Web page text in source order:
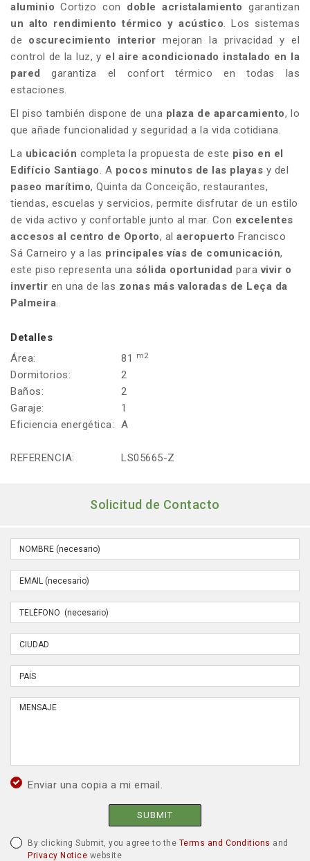
aluminio Cortizo con doble acristalamiento garantizan
un alto rendimiento térmico y acústico. Los sistemas
de oscurecimiento interior mejoran la privacidad y el
control de la luz, y el aire acondicionado instalado en la
paredgarantiza el confort térmico en todas las
estaciones.
El piso también dispone de una plaza de aparcamiento, lo
que añade funcionalidad y seguridad a la vida cotidiana.
La ubicación completa la propuesta de este piso en el
Edifício Santiago. A pocos minutos de las playas y del
paseo marítimo, Quinta da Conceição, restaurantes,
tiendas, escuelas y servicios, permite disfrutar de un estilo
de vida activo y confortable junto al mar. Con excelentes
accesos al centro de Oporto, al aeropuerto Francisco
Sá Carneiro y a las principales vías de comunicación,
este piso representa una sólida oportunidad paravivir o
invertir en una de las zonas más valoradas de Leça da
Palmeira.
Detalles
Área:
81 m2
Dormitorios:
2
Baños:
2
Garaje:
1
Eficiencia energética:
A
REFERENCIA: LS05665-Z
Solicitud de Contacto
Enviar una copia a mi email.
SUBMIT
By clicking Submit, you agree to the Terms and Conditions and
Privacy Notice website